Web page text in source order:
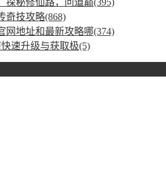
探秘修仙路，问道巅(395)
奇技攻略(868)
网地址和最新攻略哪(374)
速升级与获取极(5)